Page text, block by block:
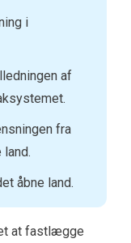
i
af
fra
åbne land.
at fastlægge